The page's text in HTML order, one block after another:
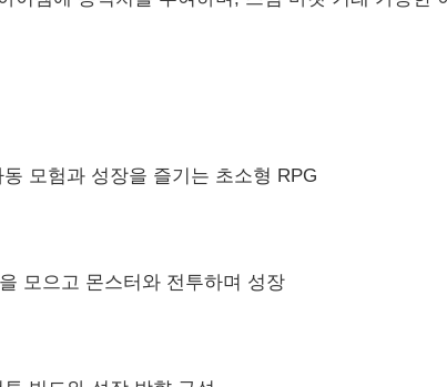
모험과 성장을 즐기는 초소형 RPG
모으고 몬스터와 전투하며 성장